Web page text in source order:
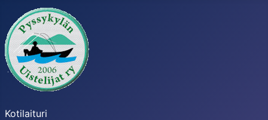
Kotilaituri